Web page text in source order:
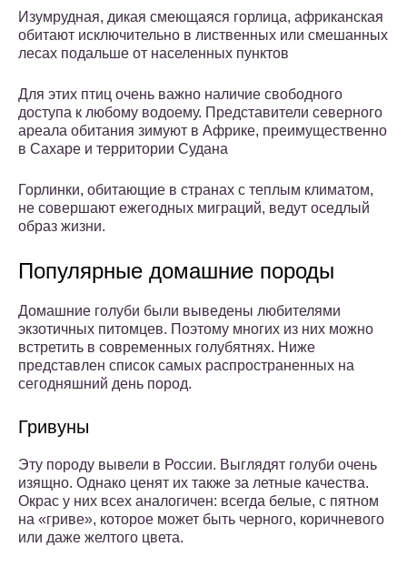
Изумрудная, дикая смеющаяся горлица, африканская
обитают исключительно в лиственных или смешанных
лесах подальше от населенных пунктов
Для этих птиц очень важно наличие свободного
доступа к любому водоему. Представители северного
ареала обитания зимуют в Африке, преимущественно
в Сахаре и территории Судана
Горлинки, обитающие в странах с теплым климатом,
не совершают ежегодных миграций, ведут оседлый
образ жизни.
Популярные домашние породы
Домашние голуби были выведены любителями
экзотичных питомцев. Поэтому многих из них можно
встретить в современных голубятнях. Ниже
представлен список самых распространенных на
сегодняшний день пород.
Гривуны
Эту породу вывели в России. Выглядят голуби очень
изящно. Однако ценят их также за летные качества.
Окрас у них всех аналогичен: всегда белые, с пятном
на «гриве», которое может быть черного, коричневого
или даже желтого цвета.